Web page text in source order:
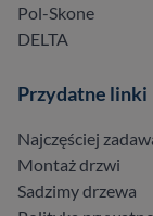
Pol-Skone
DELTA
Przydatne linki
Najczęściej
Montaż drzwi
Sadzimy drzewa